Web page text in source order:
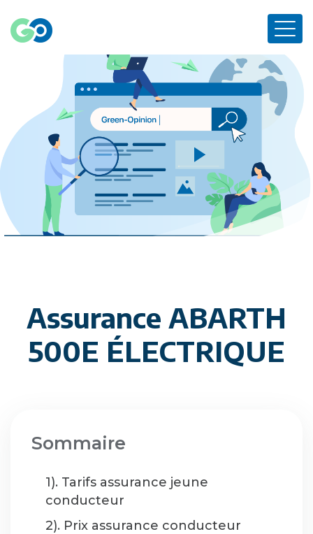
Assurance ABARTH
500E ÉLECTRIQUE
Sommaire
1). Tarifs assurance jeune
conducteur
2). Prix assurance conducteur